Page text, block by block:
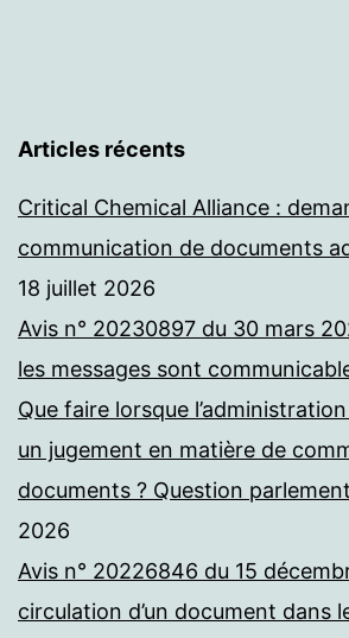
Articles récents
Critical Chemical Alliance :
communication de documents
18 juillet 2026
Avis n° 20230897 du 30 mars
les messages sont
Que faire lorsque
un jugement en matière de
documents ? Question
2026
Avis n° 20226846 du 15
circulation d’un document dans